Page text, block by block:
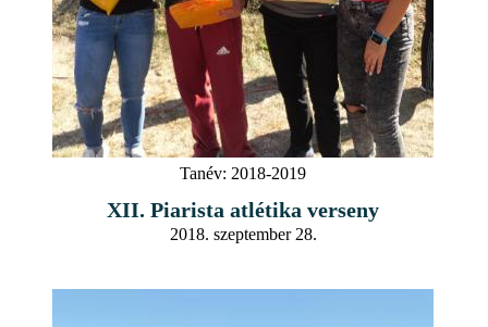
Tanév: 2018-2019
XII. Piarista atlétika verseny
2018. szeptember 28.